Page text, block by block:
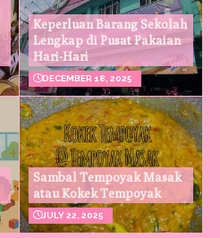
Keperluan Barang Sekolah
Lengkap di Pusat Pakaian
Hari-Hari
DECEMBER 18, 2025
Sambal Tempoyak Masak
atau Kokek Tempoyak
JULY 22, 2025